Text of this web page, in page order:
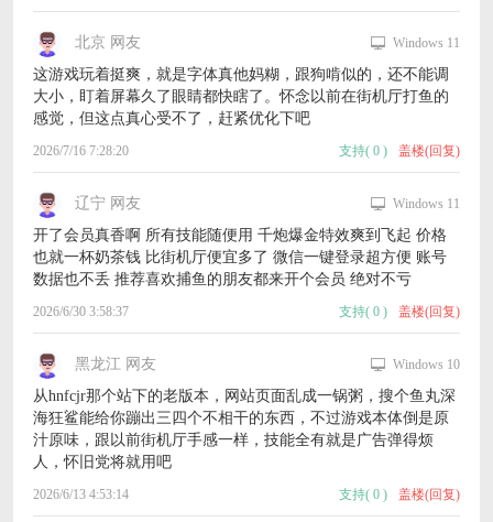
北京 网友
2026/7/16 7:28:20
这游戏玩着挺爽，就是字体真他妈糊，跟狗啃似的，还不能调
大小，盯着屏幕久了眼睛都快瞎了。怀念以前在街机厅打鱼的
感觉，但这点真心受不了，赶紧优化下吧
Windows 11
支持( 0) 盖楼(回复)
辽宁 网友
2026/6/30 3:58:37
开了会员真香啊 所有技能随便用 千炮爆金特效爽到飞起 价格
也就一杯奶茶钱 比街机厅便宜多了 微信一键登录超方便 账号
数据也不丢 推荐喜欢捕鱼的朋友都来开个会员 绝对不亏
Windows 11
支持( 0) 盖楼(回复)
黑龙江 网友
2026/6/13 4:53:14
从hnfcjr那个站下的老版本，网站页面乱成一锅粥，搜个鱼丸深
海狂鲨能给你蹦出三四个不相干的东西，不过游戏本体倒是原
汁原味，跟以前街机厅手感一样，技能全有就是广告弹得烦
人，怀旧党将就用吧
Windows 10
支持( 0) 盖楼(回复)